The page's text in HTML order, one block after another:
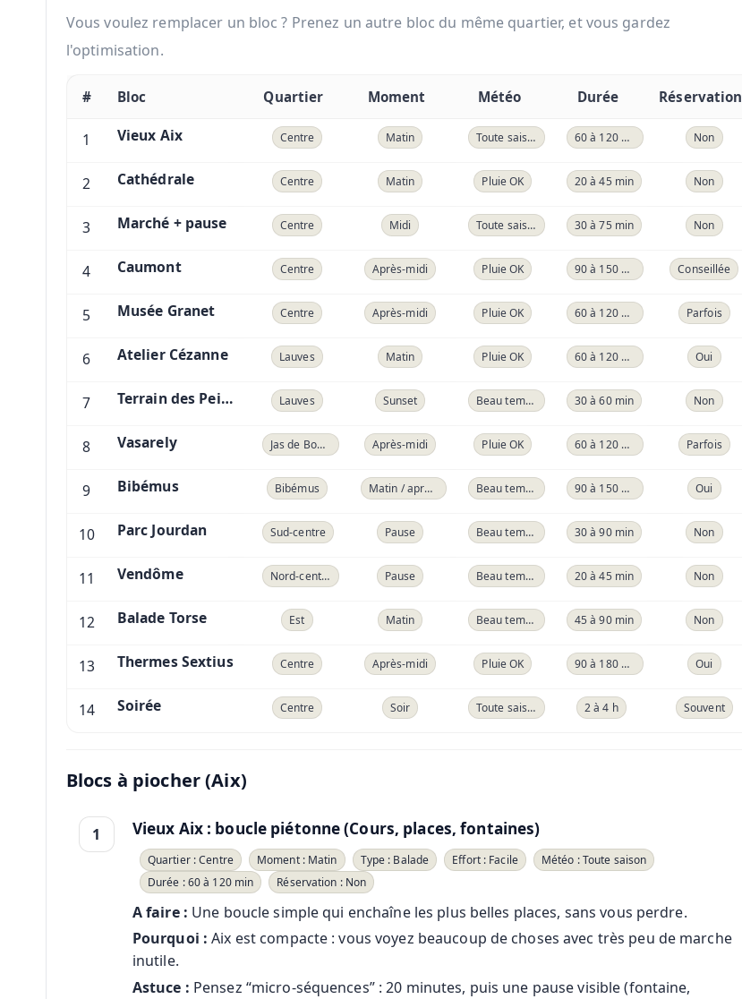
Vous voulez remplacer un bloc ? Prenez un autre bloc du même quartier, et vous gardez
l'optimisation.
# Bloc Quartier Moment Météo Durée Réservation
1 Vieux Aix Centre Matin Toute saison 60 à 120 min Non
2 Cathédrale Centre Matin Pluie OK 20 à 45 min Non
3 Marché + pause Centre Midi Toute saison 30 à 75 min Non
4 Caumont Centre Après-midi Pluie OK 90 à 150 min Conseillée
5 Musée Granet Centre Après-midi Pluie OK 60 à 120 min Parfois
6 Atelier Cézanne Lauves Matin Pluie OK 60 à 120 min Oui
7 Terrain des Peintres Lauves Sunset Beau temps 30 à 60 min Non
8 Vasarely Jas de Bouffan Après-midi Pluie OK 60 à 120 min Parfois
9 Bibémus Bibémus Matin / après-midi Beau temps 90 à 150 min Oui
10 Parc Jourdan Sud-centre Pause Beau temps 30 à 90 min Non
11 Vendôme Nord-centre Pause Beau temps 20 à 45 min Non
12 Balade Torse Est Matin Beau temps 45 à 90 min Non
13 Thermes Sextius Centre Après-midi Pluie OK 90 à 180 min Oui
14 Soirée Centre Soir Toute saison 2 à 4 h Souvent
Blocs à piocher (Aix)
1 Vieux Aix : boucle piétonne (Cours, places, fontaines)
Quartier : Centre Moment : Matin Type : Balade Effort : Facile
Météo : Toute saison
Durée : 60 à 120 min
Réservation : Non
A faire : Une boucle simple qui enchaîne les plus belles places, sans vous perdre.
Pourquoi : Aix est compacte : vous voyez beaucoup de choses avec très peu de marche
inutile.
Astuce : Pensez “micro-séquences” : 20 minutes, puis une pause visible (fontaine,